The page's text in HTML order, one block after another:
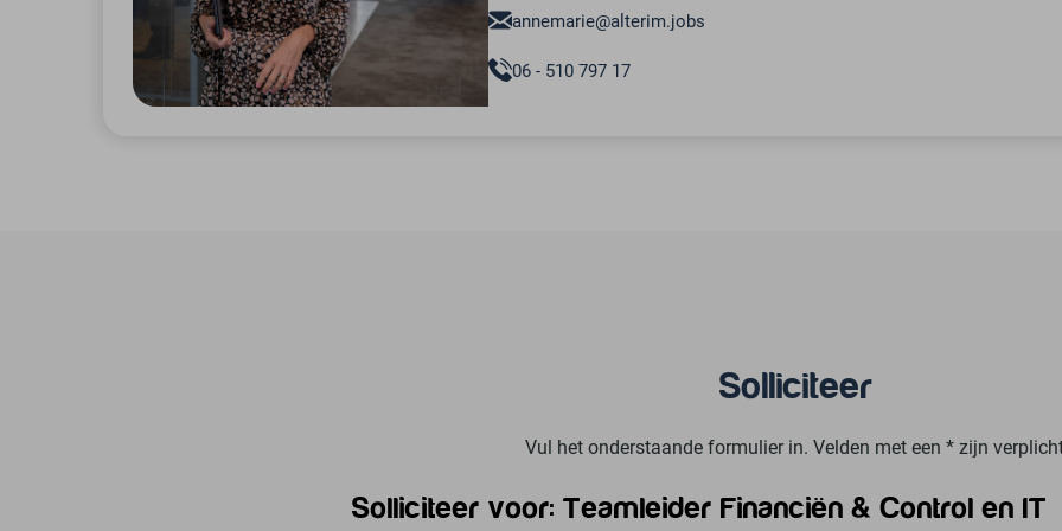
annemarie@alterim.jobs
06 - 510 797 17
Solliciteer
Vul het onderstaande formulier in. Velden met een * zijn
Solliciteer voor: Teamleider Financiën & Control en IT